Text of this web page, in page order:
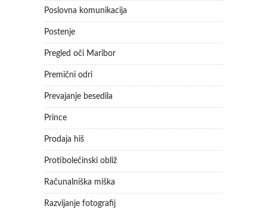
Poslovna komunikacija
Postenje
Pregled oči Maribor
Premični odri
Prevajanje besedila
Prince
Prodaja hiš
Protibolečinski obliž
Računalniška miška
Razvijanje fotografij